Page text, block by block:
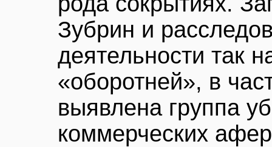
Зубрин и
деятельности так
«оборотней», в
выявлена группа
коммерческих